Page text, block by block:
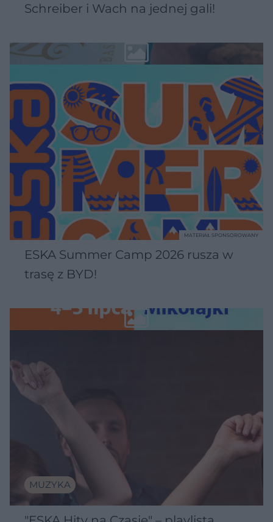
Schreiber i Wach na jednej gali!
ESKA Summer Camp 2026 rusza w
trasę z BYD!
MATERIAŁ SPONSOROWANY
MUZYKA